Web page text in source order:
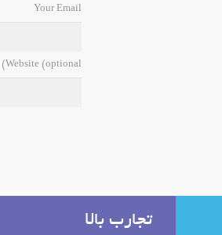
Your Email
Website (optional)
تجارب بالا